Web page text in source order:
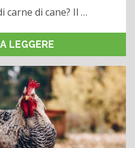
carne di cane? Il …
LEGGERE